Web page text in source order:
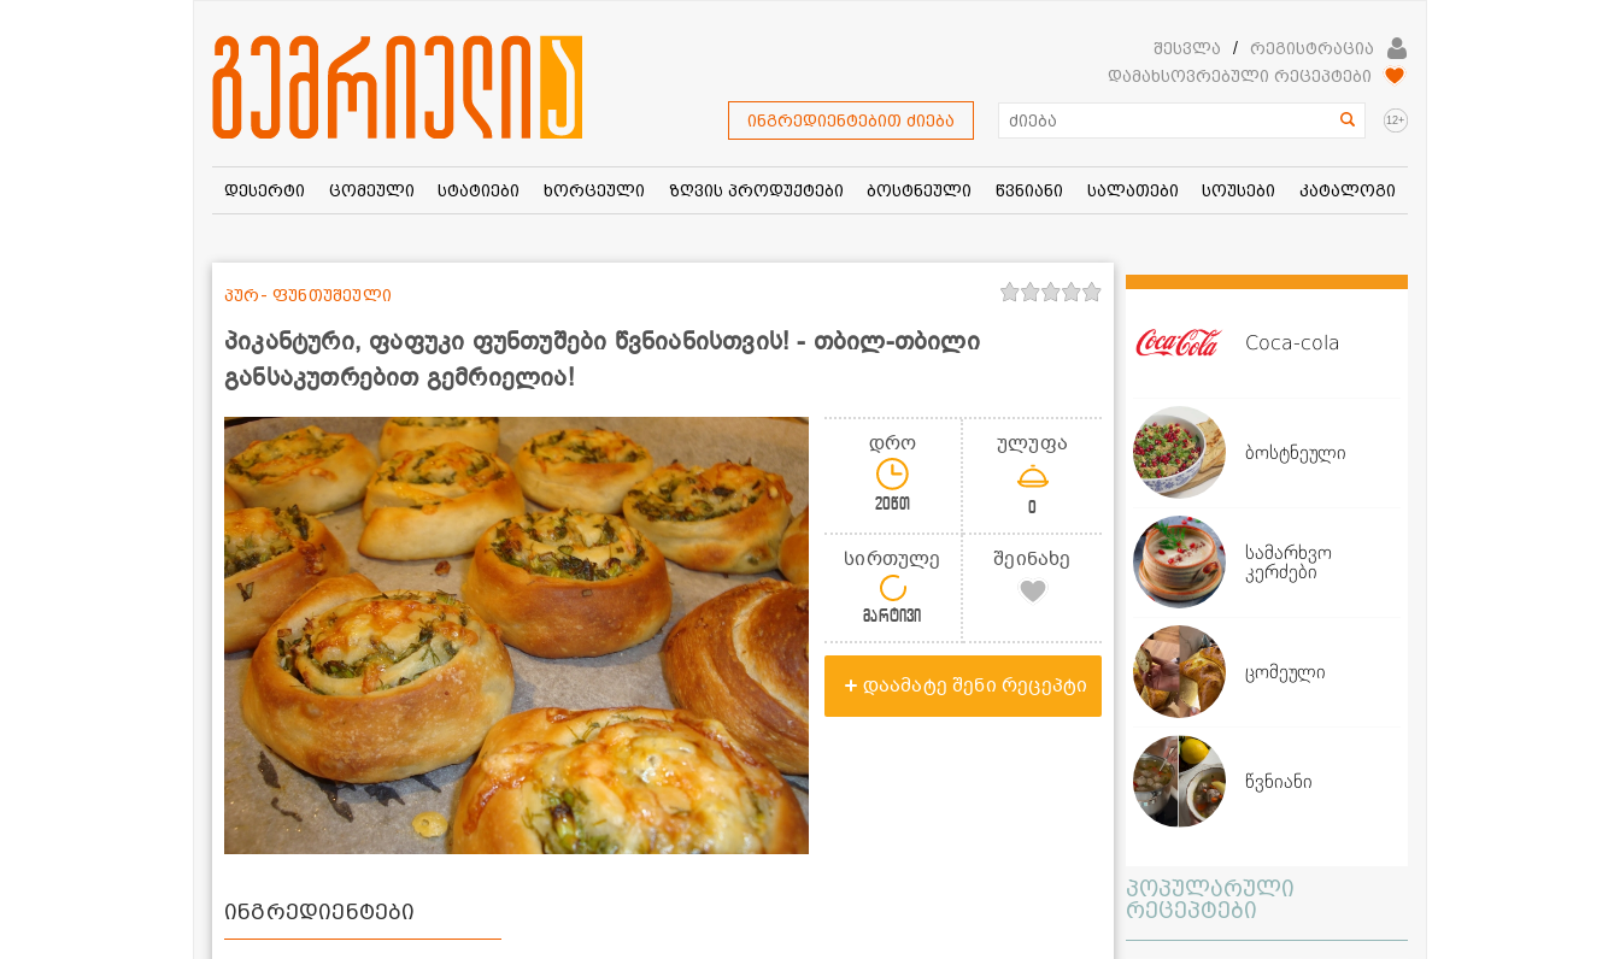
შესვლა /
რეგისტრაცია
დამახსოვრებული რეცეპტები
ინგრედიენტებით ძიება 12+
დესერტი ცომეული სტატიები ხორცეული ზღვის პროდუქტები ბოსტნეული წვნიანი სალათები სოუსები კატალოგი
პიკანტური, ფაფუკი ფუნთუშები წვნიანისთვის! - თბილ-თბილი
განსაკუთრებით გემრიელია!
პურ- ფუნთუშეული
დრო
20წთ
ულუფა
0
სირთულე
მარტივი
შეინახე
დაამატე შენი რეცეპტი
ინგრედიენტები
Coca-cola
ბოსტნეული
სამარხვო
კერძები
ცომეული
წვნიანი
პოპულარული
რეცეპტები